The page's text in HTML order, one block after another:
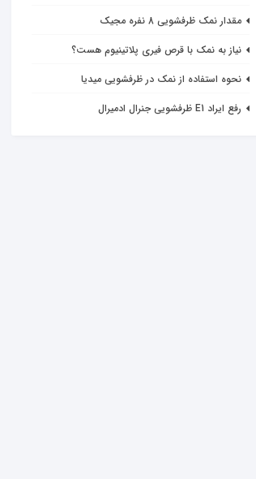
مقدار نمک ظرفشویی 8 نفره مجیک
نیاز به نمک با قرص فیری پلاتینیوم هست؟
نحوه استفاده از نمک در ظرفشویی میدیا
رفع ایراد E1 ظرفشویی جنرال ادمیرال